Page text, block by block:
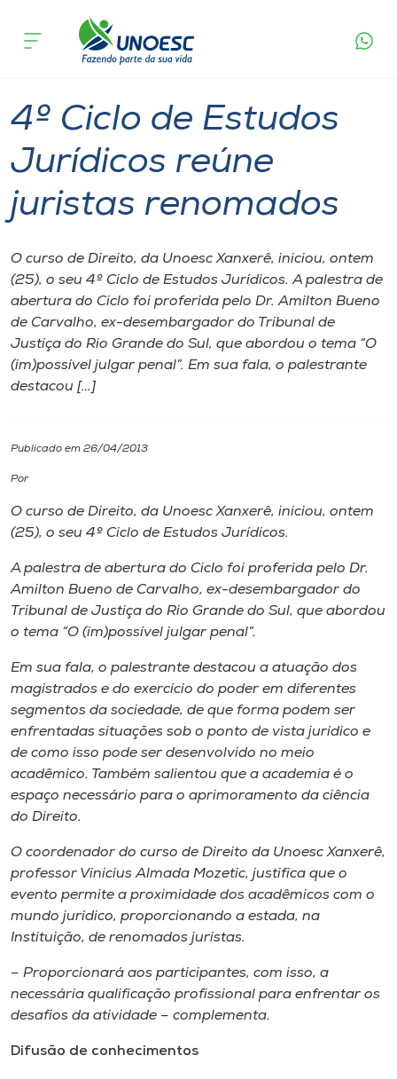
Cursos
Pesquisa
Atendimento ao Estudante
Portal de Ensino
A
Internacionalização
Cultura
CPA
Editora
Rádio
Museu
Unoesc
Store
Selecione
o idioma
A+
acontece
4º Ciclo de Estudos
Jurídicos reúne
juristas renomados
O curso de Direito, da Unoesc Xanxerê, iniciou, ontem
(25), o seu 4º Ciclo de Estudos Jurídicos. A palestra de
abertura do Ciclo foi proferida pelo Dr. Amilton Bueno
de Carvalho, ex-desembargador do Tribunal de
Justiça do Rio Grande do Sul, que abordou o tema “O
(im)possível julgar penal”. Em sua fala, o palestrante
destacou […]
Publicado em 26/04/2013
Por
O curso de Direito, da Unoesc Xanxerê, iniciou, ontem
(25), o seu 4º Ciclo de Estudos Jurídicos.
A palestra de abertura do Ciclo foi proferida pelo Dr.
Amilton Bueno de Carvalho, ex-desembargador do
Tribunal de Justiça do Rio Grande do Sul, que abordou
o tema “O (im)possível julgar penal”.
Em sua fala, o palestrante destacou a atuação dos
magistrados e do exercício do poder em diferentes
segmentos da sociedade, de que forma podem ser
enfrentadas situações sob o ponto de vista jurídico e
de como isso pode ser desenvolvido no meio
acadêmico. Também salientou que a academia é o
espaço necessário para o aprimoramento da ciência
do Direito.
O coordenador do curso de Direito da Unoesc Xanxerê,
professor Vinicius Almada Mozetic, justifica que o
evento permite a proximidade dos acadêmicos com o
mundo jurídico, proporcionando a estada, na
Instituição, de renomados juristas.
– Proporcionará aos participantes, com isso, a
necessária qualificação profissional para enfrentar os
desafios da atividade – complementa.
Difusão de conhecimentos